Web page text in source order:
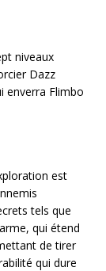
niveaux
Dazz
enverra Flimbo
est
tels que
qui étend
de tirer
qui dure